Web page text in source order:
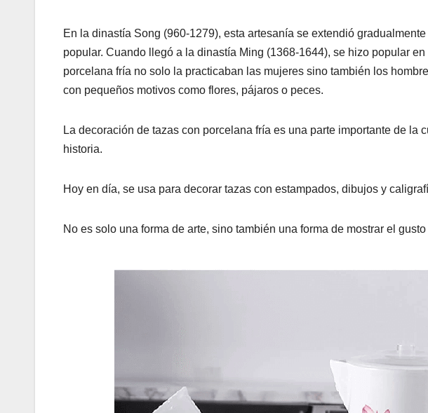
En la dinastía Song (960-1279), esta artesanía se extendió
popular. Cuando llegó a la dinastía Ming (1368-1644), se hizo popular
porcelana fría no solo la practicaban las mujeres sino también los
con pequeños motivos como flores, pájaros o peces.
La decoración de tazas con porcelana fría es una parte importante de la
historia.
Hoy en día, se usa para decorar tazas con estampados, dibujos y
No es solo una forma de arte, sino también una forma de mostrar el